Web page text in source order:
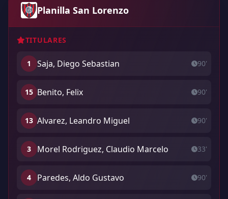
Planilla San Lorenzo
TITULARES
1 Saja, Diego Sebastian 90'
15 Benito, Felix 90'
13 Alvarez, Leandro Miguel 90'
3 Morel Rodriguez, Claudio Marcelo 33'
4 Paredes, Aldo Gustavo 90'